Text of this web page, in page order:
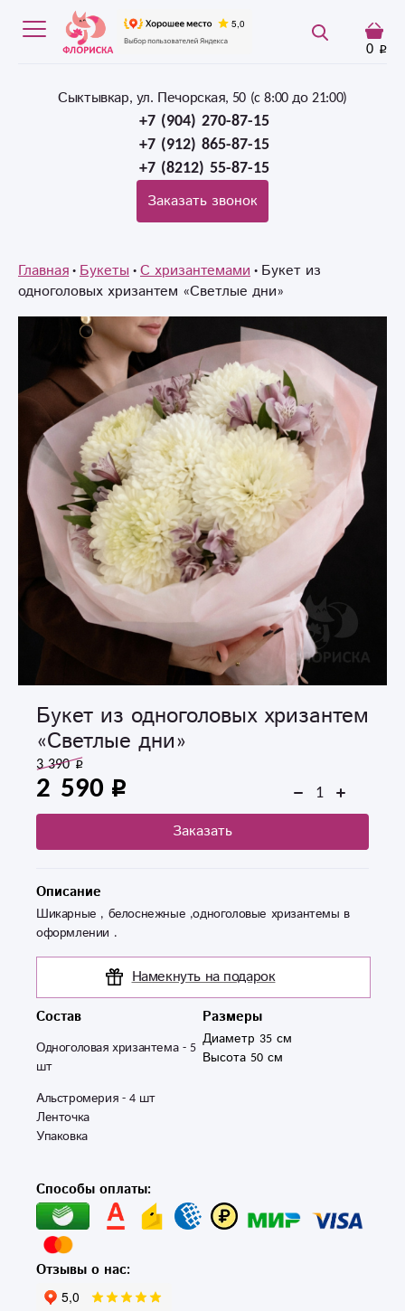
0
Сыктывкар, ул. Печорская, 50 (c 8:00 до 21:00)
+7 (904) 270-87-15
+7 (912) 865-87-15
+7 (8212) 55-87-15
Заказать звонок
Главная Букеты С хризантемами Букет из
одноголовых хризантем «Светлые дни»
Букет из одноголовых хризантем
«Светлые дни»
2 590
3 390
Заказать
Описание
Шикарные , белоснежные ,одноголовые хризантемы в
оформлении .
Намекнуть на подарок
Состав
Одноголовая хризантема - 5
шт
Альстромерия - 4 шт
Ленточка
Упаковка
Размеры
Диаметр 35 см
Высота 50 см
Способы оплаты:
Отзывы о нас: